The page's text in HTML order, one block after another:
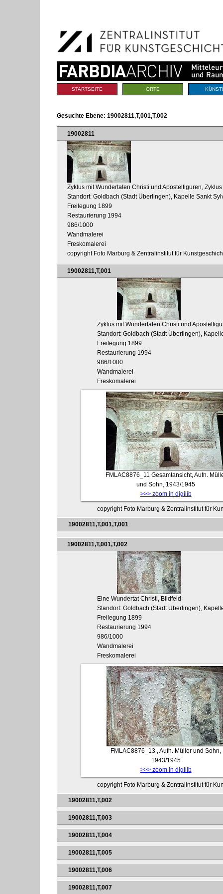
Navigation
Sektionen
STARTSEITE ORTE
Gesuchte Ebene: 19002811,T,001,T,002
19002811
Zyklus mit Wundertaten Christi und Apostelfiguren, Zyklus
Standort: Goldbach (Stadt Überlingen), Kapelle Sankt
Freilegung 1899
Restaurierung 1994
986/1000
Wandmalerei
Freskomalerei
copyright Foto Marburg & Zentralinstitut für
19002811,T,001
Zyklus mit Wundertaten Christi und
Standort: Goldbach (Stadt Überlingen),
Freilegung 1899
Restaurierung 1994
986/1000
Wandmalerei
Freskomalerei
FMLAC8876_11 Gesamtansicht, Aufn.
und Sohn, 1943/1945
>>> zoom in digilib
copyright Foto Marburg & Zentralinstitut für
19002811,T,001,T,001
19002811,T,001,T,002
Eine Wundertat Christi, Bildfeld
Standort: Goldbach (Stadt Überlingen),
Freilegung 1899
Restaurierung 1994
986/1000
Wandmalerei
Freskomalerei
FMLAC8876_13 , Aufn. Müller und Sohn,
1943/1945
>>> zoom in digilib
copyright Foto Marburg & Zentralinstitut für
19002811,T,002
19002811,T,003
19002811,T,004
19002811,T,005
19002811,T,006
19002811,T,007